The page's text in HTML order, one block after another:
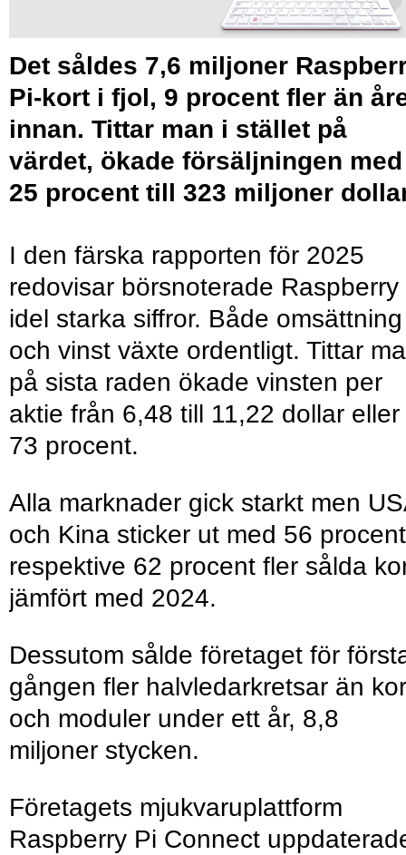
Det såldes 7,6 miljoner
Pi-kort i fjol, 9 procent fler än
innan. Tittar man i stället på
värdet, ökade försäljningen med
25 procent till 323 miljoner
I den färska rapporten för 2025
redovisar börsnoterade Raspberry
idel starka siffror. Både omsättning
och vinst växte ordentligt. Tittar
på sista raden ökade vinsten per
aktie från 6,48 till 11,22 dollar eller
73 procent.
Alla marknader gick starkt men
och Kina sticker ut med 56 procent
respektive 62 procent fler sålda
jämfört med 2024.
Dessutom sålde företaget för
gången fler halvledarkretsar än
och moduler under ett år, 8,8
miljoner stycken.
Företagets mjukvaruplattform
Raspberry Pi Connect